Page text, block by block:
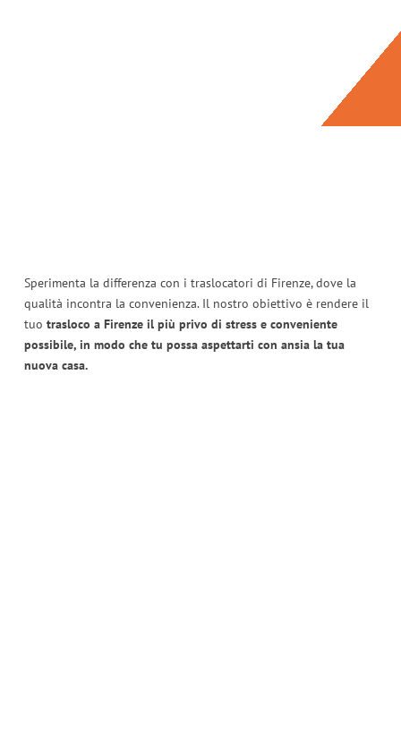
Sperimenta la differenza con i traslocatori di Firenze, dove la
qualità incontra la convenienza. Il nostro obiettivo è rendere il
tuo trasloco a Firenze il più privo di stress e conveniente
possibile, in modo che tu possa aspettarti con ansia la tua
nuova casa.